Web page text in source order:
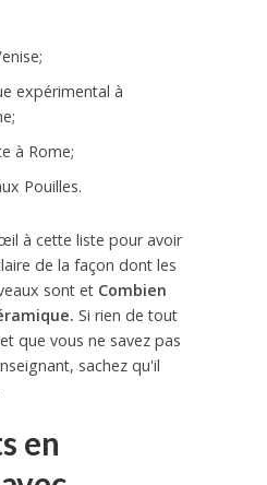
expérimental à
à Rome;
Pouilles.
à cette liste pour avoir
de la façon dont les
sont et Combien
Si rien de tout
que vous ne savez pas
sachez qu'il
en